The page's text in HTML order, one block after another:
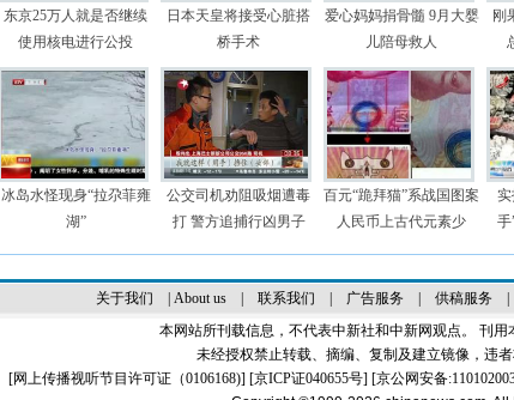
东京25万人就是否继续
使用核电进行公投
日本天皇将接受心脏搭
桥手术
爱心妈妈捐骨髓 9月大婴
儿陪母救人
刚
冰岛水怪现身“拉尕菲雍
湖”
公交司机劝阻吸烟遭毒
打 警方追捕行凶男子
百元“跪拜猫”系战国图案
人民币上古代元素少
实
手
关于我们 About us| 联系我们 广告服务| 供稿服务|
本网站所刊载信息，不代表中新社和中新网观点。 刊用
未经授权禁止转载、摘编、复制及建立镜像，违者
[网上传播视听节目许可证（0106168)] [京ICP证040655号] [京公网安备